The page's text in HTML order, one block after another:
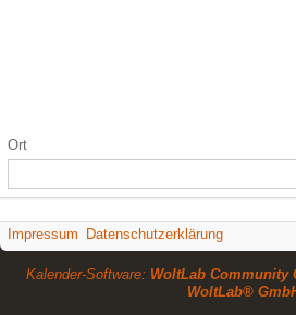
Ort
Impressum Datenschutzerklärung
Kalender-Software: WoltLab Community
WoltLab®